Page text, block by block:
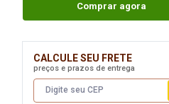
0 Itens
Indisponível
Comprar agora
CALCULE SEU FRETE
preços e prazos de entrega